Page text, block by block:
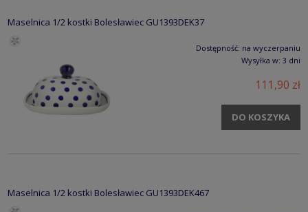
Maselnica 1/2 kostki Bolesławiec GU1393DEK37
Dostępność: na wyczerpaniu
Wysyłka w: 3 dni
111,90 zł
DO KOSZYKA
Maselnica 1/2 kostki Bolesławiec GU1393DEK467